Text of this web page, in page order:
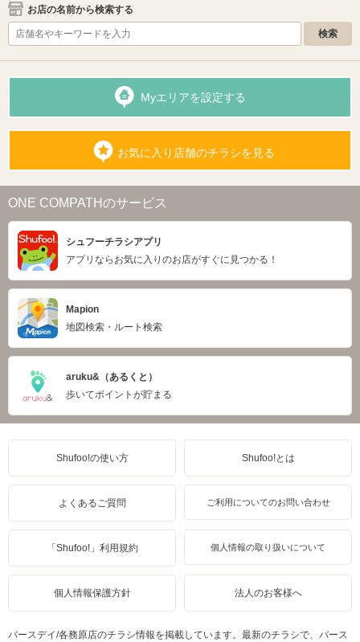
お店の名前から検索する
Myエリアを設定する
お気に入り店舗のチラシを見る
ONE COMPATHのサービス
シュフーチラシアプリ
アプリならお気に入りのお店がすぐに見つかる！
Mapion
地図検索・ルート検索
aruku&（あるくと）
歩いてポイントが貯まる
Shufoo!の使い方 Shufoo!とは
よくあるご質問 ご利用についてのお問い合わせ
「Shufoo!」利用規約 個人情報の取り扱いについて
個人情報保護方針 法人のお客様へ
バースデイ/各務原店のチラシ情報を掲載しています。最新のチラシで、バース